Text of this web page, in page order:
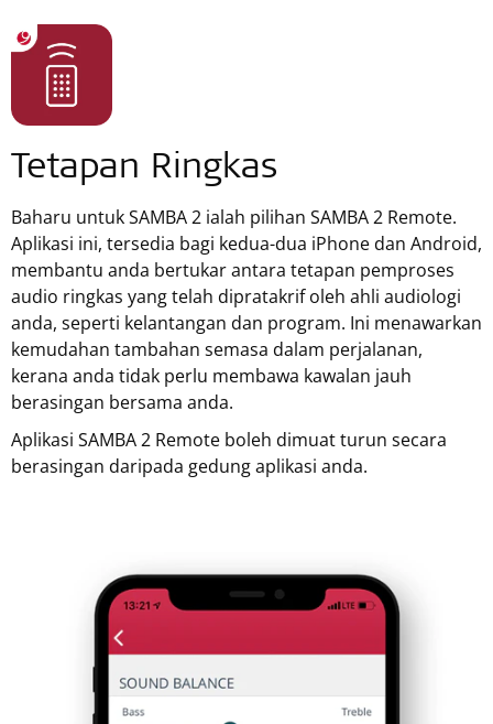
Tetapan Ringkas
Baharu untuk SAMBA 2 ialah pilihan SAMBA 2 Remote.
Aplikasi ini, tersedia bagi kedua-dua iPhone dan Android,
membantu anda bertukar antara tetapan pemproses
audio ringkas yang telah dipratakrif oleh ahli audiologi
anda, seperti kelantangan dan program. Ini menawarkan
kemudahan tambahan semasa dalam perjalanan,
kerana anda tidak perlu membawa kawalan jauh
berasingan bersama anda.
Aplikasi SAMBA 2 Remote boleh dimuat turun secara
berasingan daripada gedung aplikasi anda.